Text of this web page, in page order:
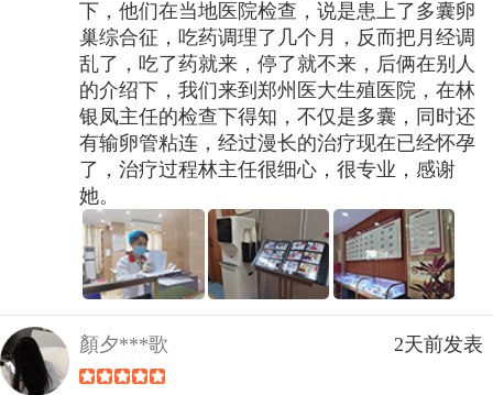
下，他们在当地医院检查，说是患上了多囊卵
巢综合征，吃药调理了几个月，反而把月经调
乱了，吃了药就来，停了就不来，后俩在别人
的介绍下，我们来到郑州医大生殖医院，在林
银凤主任的检查下得知，不仅是多囊，同时还
有输卵管粘连，经过漫长的治疗现在已经怀孕
了，治疗过程林主任很细心，很专业，感谢
她。
顏夕***歌 2天前发表